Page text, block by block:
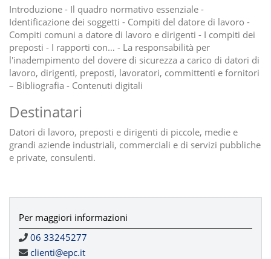
Introduzione - Il quadro normativo essenziale -
Identificazione dei soggetti - Compiti del datore di lavoro -
Compiti comuni a datore di lavoro e dirigenti - I compiti dei
preposti - I rapporti con… - La responsabilità per
l'inadempimento del dovere di sicurezza a carico di datori di
lavoro, dirigenti, preposti, lavoratori, committenti e fornitori
– Bibliografia - Contenuti digitali
Destinatari
Datori di lavoro, preposti e dirigenti di piccole, medie e
grandi aziende industriali, commerciali e di servizi pubbliche
e private, consulenti.
Per maggiori informazioni
06 33245277
clienti@epc.it